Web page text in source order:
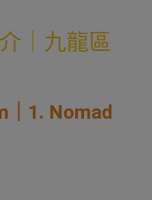
｜九龍區
1. Nomad